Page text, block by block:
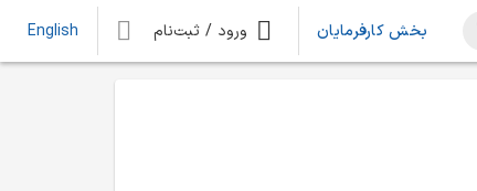
بخش کارفرمایان ورود / ثبت‌نام English